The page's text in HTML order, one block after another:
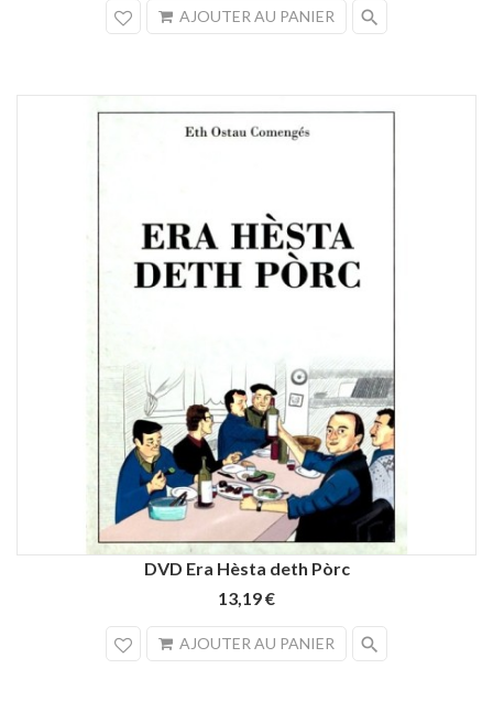
AJOUTER AU PANIER search
DVD Era Hèsta deth Pòrc
13,19 €
AJOUTER AU PANIER search